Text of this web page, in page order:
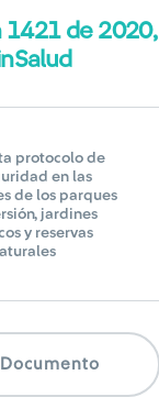
1421 de 2020,
protocolo de
en las
de los parques
jardines
y reservas